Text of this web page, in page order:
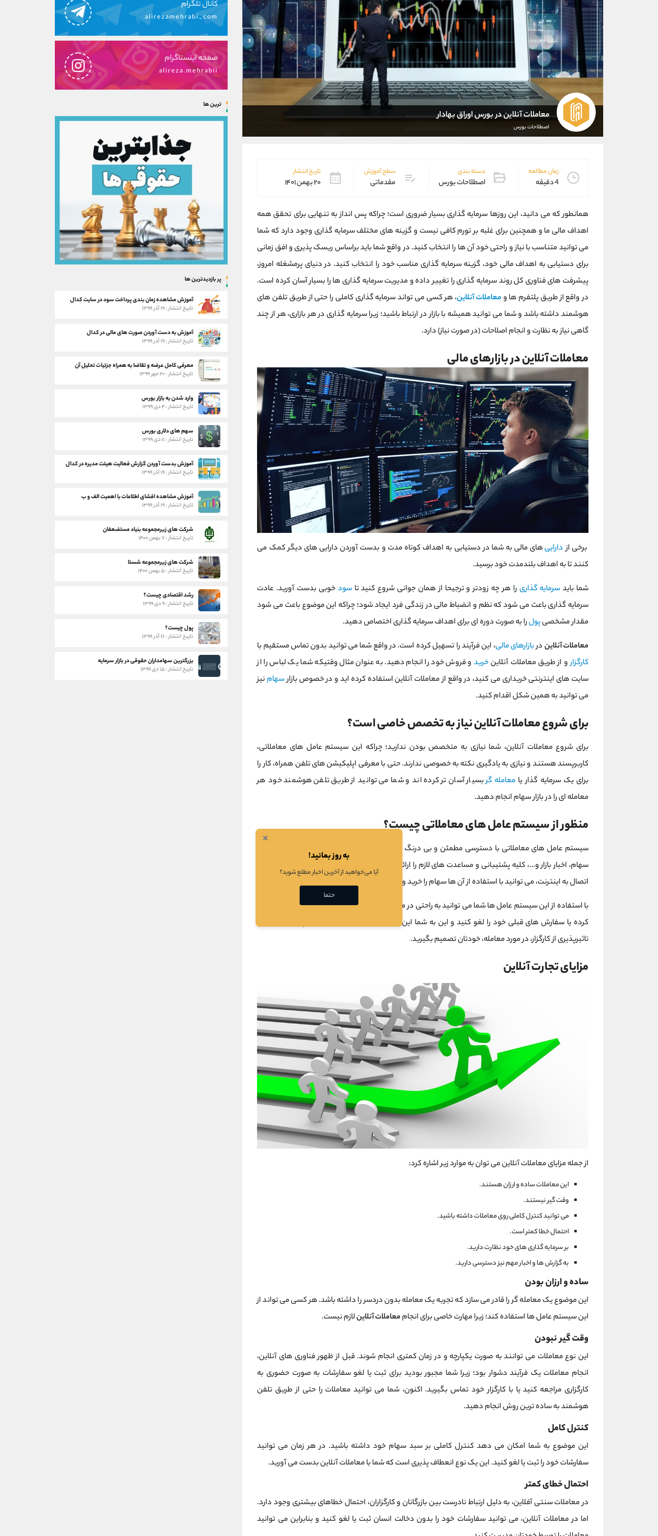
معاملات آنلاین در بورس اوراق بهادار
اصطلاحات بورس
زمان مطالعه
4 دقیقه
دسته بندی
اصطلاحات بورس
سطح آموزش
مقدماتی
تاریخ انتشار
۲۰ بهمن ۱۴۰۱
همانطور که می دانید، این روزها سرمایه گذاری بسیار ضروری است؛ چراکه پس انداز به تنهایی برای تحقق همه
اهداف مالی ما و همچنین برای غلبه بر تورم کافی نیست و گزینه های مختلف سرمایه گذاری وجود دارد که شما
می توانید متناسب با نیاز و راحتی خود آن ها را انتخاب کنید. در واقعشما باید براساس ریسک پذیری و افق زمانی
برای دستیابی به اهداف مالی خود، گزینه سرمایه گذاری مناسب خود را انتخاب کنید. در دنیای پرمشغله امروز،
پیشرفت های فناوری کل روند سرمایه گذاری را تغییر داده و مدیریت سرمایه گذاری ها را بسیار آسان کرده است.
در واقع از طریق پلتفرم ها و معاملات آنلاین، هر کسی می تواند سرمایه گذاری کاملی را حتی از طریق تلفن های
هوشمند داشته باشد و شما می توانید همیشه با بازار در ارتباط باشید؛ زیرا سرمایه گذاری در هر بازاری، هر از چند
گاهی نیاز به نظارت و انجام اصلاحات (در صورت نیاز) دارد.
معاملات آنلاین در بازارهای مالی
برخی ازداراییهای مالی به شما در دستیابی به اهداف کوتاه مدت و بدست آوردن دارایی های دیگر کمک می
کنند تا به اهداف بلندمدت خود برسید.
شما باید سرمایه گذاری را هر چه زودتر و ترجیحا از همان جوانی شروع کنید تاسود خوبی بدست آورید. عادت
سرمایه گذاری باعث می شود که نظم و انضباط مالی در زندگی فرد ایجاد شود؛ چراکه این موضوع باعث می شود
مقدار مشخصیپولرا به صورت دوره ای برای اهداف سرمایه گذاری اختصاص دهید.
معاملات آنلاین دربازارهای مالی، این فرآیند را تسهیل کرده است. در واقع شما می توانید بدون تماس مستقیم با
کارگزارو از طریق معاملات آنلاینخرید و فروش خود را انجام دهید. به عنوان مثال وقتیکه شما یک لباس را از
سایت های اینترنتی خریداری می کنید، در واقع از معاملات آنلاین استفاده کرده اید و در خصوص بازارسهام نیز
می توانید به همین شکل اقدام کنید.
برای شروع معاملات آنلاین نیاز به تخصص خاصی است؟
برای شروع معاملات آنلاین، شما نیازی به متخصص بودن ندارید؛ چراکه این سیستم عامل های معاملاتی،
کاربرپسند هستند و نیازی به یادگیری نکته به خصوصی ندارند. حتی با معرفی اپلیکیشن های تلفن همراه، کار را
برای یک سرمایه گذار یامعامله گربسیار آسان تر کرده اند و شما می توانید از طریق تلفن هوشمند خود هر
معامله ای را در بازار سهام انجام دهید.
منظور از سیستم عامل های معاملاتی چیست؟
سیستم عامل های معاملاتی با دسترسی مطمئن و بی درنگ به معاملات، گزارش های تحقیقاتی، آنالیز
سهام، اخبار بازار و...، کلیه پشتیبانی و مساعدت های لازم را ارائه می دهند. در صورت داشتن حساب معاملاتی و
اتصال به اینترنت، می توانید با استفاده از آن ها سهام را خرید و فروش کنید.
با استفاده از این سیستم عامل ها شما می توانید به راحتی در منزل یا محل کار خود سفارشات معامله خود را ثبت
کرده یا سفارش های قبلی خود را لغو کنید و این به شما این امکان را می دهد که بدون هیچگونه دخالت یا
تاثیرپذیری از کارگزار، در مورد معامله، خودتان تصمیم بگیرید.
مزایای تجارت آنلاین
از جمله مزایای معاملات آنلاین می توان به موارد زیر اشاره کرد:
این معاملات ساده و ارزان هستند.
وقت گیر نیستند.
می توانید کنترل کاملی روی معاملات داشته باشید.
احتمال خطا کمتر است.
بر سرمایه گذاری های خود نظارت دارید.
به گزارش ها و اخبار مهم نیز دسترسی دارید.
ساده و ارزان بودن
این موضوع یک معامله گر را قادر می سازد که تجربه یک معامله بدون دردسر را داشته باشد. هر کسی می تواند از
این سیستم عامل ها استفاده کند؛ زیرا مهارت خاصی برای انجام معاملات آنلاینلازم نیست.
وقت گیر نبودن
این نوع معاملات می توانند به صورت یکپارچه و در زمان کمتری انجام شوند. قبل از ظهور فناوری های آنلاین،
انجام معاملات یک فرآیند دشوار بود؛ زیرا شما مجبور بودید برای ثبت یا لغو سفارشات به صورت حضوری به
کارگزاری مراجعه کنید یا با کارگزار خود تماس بگیرید. اکنون، شما می توانید معاملات را حتی از طریق تلفن
هوشمند به ساده ترین روش انجام دهید.
کنترل کامل
این موضوع به شما امکان می دهد کنترل کاملی بر سبد سهام خود داشته باشید. در هر زمان می توانید
سفارشات خود را ثبت یا لغو کنید. این یک نوع انعطاف پذیری است که شما با معاملات آنلاین بدست می آورید.
احتمال خطای کمتر
در معاملات سنتی آفلاین، به دلیل ارتباط نادرست بین بازرگانان و کارگزاران، احتمال خطاهای بیشتری وجود دارد.
اما در معاملات آنلاین، می توانید سفارشات خود را بدون دخالت انسان ثبت یا لغو کنید و بنابراین می توانید
کانال تلگرام
alirezamehrabi_com
صفحه اینستاگرام
alireza.mehrabii
ترین ها
پر بازدیدترین ها
آموزش مشاهده زمان بندی پرداخت سود در سایت کدال
تاریخ انتشار : ۱۹ آذر ۱۳۹۹
آموزش به دست آوردن صورت های مالی در کدال
تاریخ انتشار : ۱۹ آذر ۱۳۹۹
معرفی کامل عرضه و تقاضا به همراه جزئیات تحلیل آن
تاریخ انتشار : ۲۰ مهر ۱۳۹۹
وارد شدن به بازار بورس
تاریخ انتشار : ۴ دی ۱۳۹۹
سهم های دلاری بورس
تاریخ انتشار : ۱۱ دی ۱۳۹۹
آموزش بدست آوردن گزارش فعالیت هیئت مدیره در کدال
تاریخ انتشار : ۱۹ آذر ۱۳۹۹
آموزش مشاهده افشای اطلاعات با اهمیت الف و ب
تاریخ انتشار : ۱۹ آذر ۱۳۹۹
شرکت های زیرمجموعه بنیاد مستضعفان
تاریخ انتشار : ۷ بهمن ۱۴۰۰
شرکت های زیرمجموعه شستا
تاریخ انتشار : ۵ بهمن ۱۴۰۰
رشد اقتصادی چیست؟
تاریخ انتشار : ۹ دی ۱۳۹۹
پول چیست؟
تاریخ انتشار : ۱۶ آذر ۱۳۹۹
بزرگترین سهامداران حقوقی در بازار سرمایه
تاریخ انتشار : ۱۵ دی ۱۳۹۹
×
به روز بمانید!
آیا می‌خواهید از آخرین اخبار مطلع شوید؟
حتما